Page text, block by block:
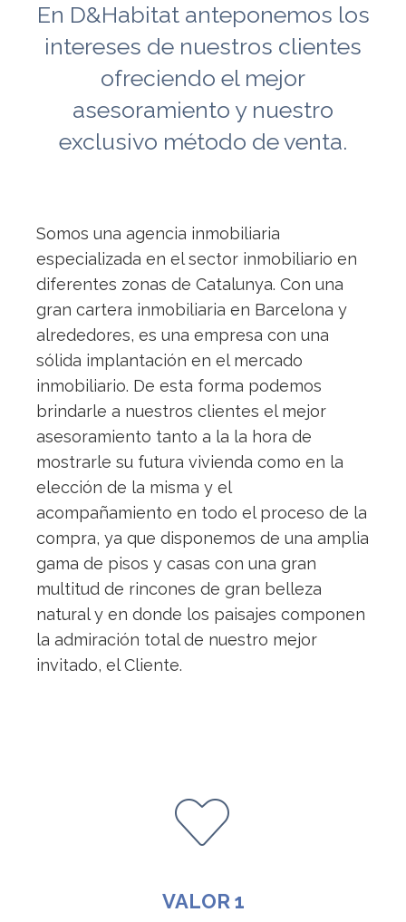
En D&Habitat anteponemos los
intereses de nuestros clientes
ofreciendo el mejor
asesoramiento y nuestro
exclusivo método de venta.
Somos una agencia inmobiliaria
especializada en el sector inmobiliario en
diferentes zonas de Catalunya. Con una
gran cartera inmobiliaria en Barcelona y
alrededores, es una empresa con una
sólida implantación en el mercado
inmobiliario. De esta forma podemos
brindarle a nuestros clientes el mejor
asesoramiento tanto a la la hora de
mostrarle su futura vivienda como en la
elección de la misma y el
acompañamiento en todo el proceso de la
compra, ya que disponemos de una amplia
gama de pisos y casas con una gran
multitud de rincones de gran belleza
natural y en donde los paisajes componen
la admiración total de nuestro mejor
invitado, el Cliente.
VALOR 1